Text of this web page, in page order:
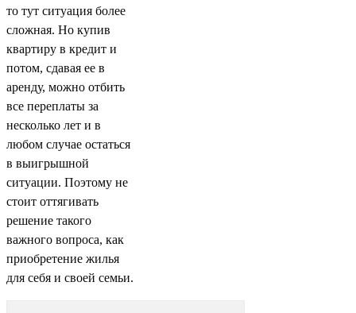
то тут ситуация более
сложная. Но купив
квартиру в кредит и
потом, сдавая ее в
аренду, можно отбить
все переплаты за
несколько лет и в
любом случае остаться
в выигрышной
ситуации. Поэтому не
стоит оттягивать
решение такого
важного вопроса, как
приобретение жилья
для себя и своей семьи.